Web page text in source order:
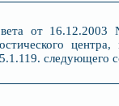
от 16.12.2003
следующего